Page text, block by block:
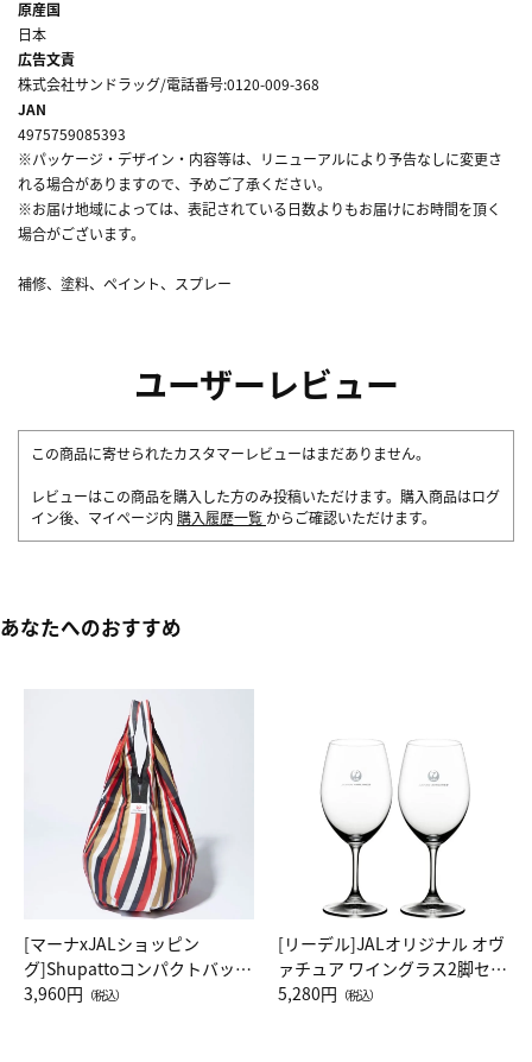
原産国
日本
広告文責
株式会社サンドラッグ/電話番号:0120-009-368
JAN
4975759085393
※パッケージ・デザイン・内容等は、リニューアルにより予告なしに変更さ
れる場合がありますので、予めご了承ください。
※お届け地域によっては、表記されている日数よりもお届けにお時間を頂く
場合がございます。
補修、塗料、ペイント、スプレー
ユーザーレビュー
この商品に寄せられたカスタマーレビューはまだありません。
レビューはこの商品を購入した方のみ投稿いただけます。購入商品はログ
イン後、マイページ内 購入履歴一覧 からご確認いただけます。
あなたへのおすすめ
[マーナxJALショッピン
グ]Shupattoコンパクトバッグ
Drop JAL客室乗務員（LC）ス
3,960円 （税込）
[リーデル]JALオリジナル オヴ
ァチュア ワイングラス2脚セッ
ト（レッドワイン）
5,280円 （税込）